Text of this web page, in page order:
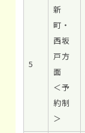
5
新
町・
西坂
戸方
面
＜予
約制
＞